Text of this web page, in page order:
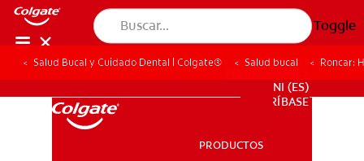
Toggle
NI (ES)
SUSCRÍBASE
PRODUCTOS
Salud Bucal y Cuidado Dental | Colgate® Salud bucal Roncar: